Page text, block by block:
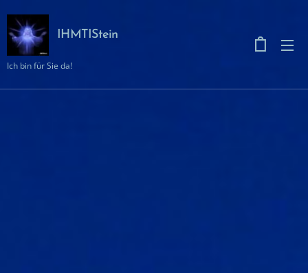
IHMTIStein
Ich bin für Sie da!